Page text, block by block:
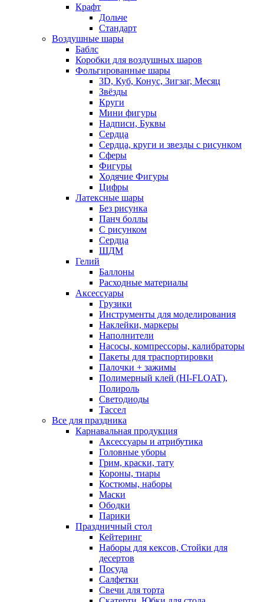
Крафт
Дольче
Стандарт
Воздушные шары
Баблс
Коробки для воздушных шаров
Фольгированные шары
3D, Куб, Конус, Зигзаг, Месяц
Звёзды
Круги
Мини фигуры
Надписи, Буквы
Сердца
Сердца, круги и звезды с рисунком
Сферы
Фигуры
Ходячие Фигуры
Цифры
Латексные шары
Без рисунка
Панч боллы
С рисунком
Сердца
ШДМ
Гелий
Баллоны
Расходные материалы
Аксессуары
Грузики
Инструменты для моделирования
Наклейки, маркеры
Наполнители
Насосы, компрессоры, калибраторы
Пакеты для траспортировки
Палочки + зажимы
Полимерный клей (HI-FLOAT),
Полироль
Светодиоды
Тассел
Все для праздника
Карнавальная продукция
Аксессуары и атрибутика
Головные уборы
Грим, краски, тату
Короны, тиары
Костюмы, наборы
Маски
Ободки
Парики
Праздничный стол
Кейтеринг
Наборы для кексов, Стойки для
десертов
Посуда
Салфетки
Свечи для торта